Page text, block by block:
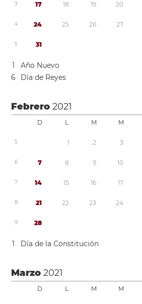
3 17 18 19 20
4 24 25 26 27
5 31
1
Año Nuevo
6
Día de Reyes
Febrero2021
D L M M
5 1 2 3
6 7 8 9 10
7 14 15 16 17
8 21 22 23 24
9 28
1 Día de la Constitución
Marzo2021
D L M M